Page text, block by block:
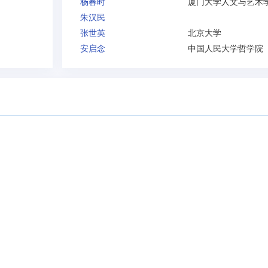
朱汉民
张世英
北京大学
安启念
中国人民大学哲学院